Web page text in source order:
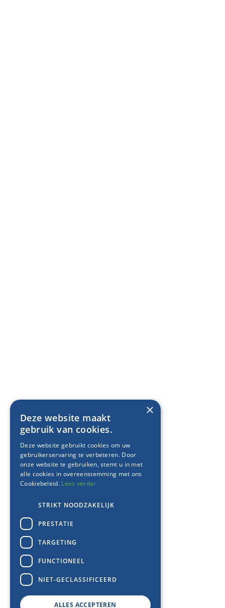
×
Deze website maakt
gebruik van cookies.
Deze website gebruikt cookies om uw
gebruikerservaring te verbeteren. Door
onze website te gebruiken, stemt u in met
alle cookies in overeenstemming met ons
Cookiebeleid. Lees verder
STRIKT NOODZAKELIJK
PRESTATIE
TARGETING
FUNCTIONEEL
NIET-GECLASSIFICEERD
ALLES ACCEPTEREN